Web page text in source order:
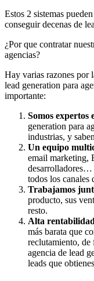
Estos 2 sistemas
conseguir decenas de
¿Por que contratar
agencias?
Hay varias razones por
lead generation para
importante:
Somos expertos
generation para
industrias, y
Un equipo
email marketing,
desarrolladores…
todos los canales
Trabajamos
producto, sus
resto.
Alta
más barata que
reclutamiento,
agencia de lead
leads que